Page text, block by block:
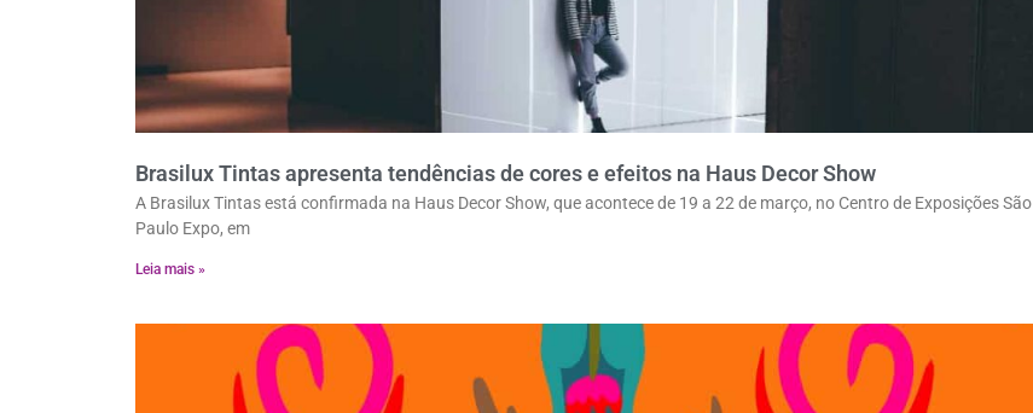
Brasilux Tintas apresenta tendências de cores e efeitos na Haus Decor Show
A Brasilux Tintas está confirmada na Haus Decor Show, que acontece de 19 a 22 de março, no Centro de Exposições São
Paulo Expo, em
Leia mais »